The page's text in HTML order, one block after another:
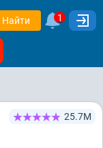
Найти 1
25.7М